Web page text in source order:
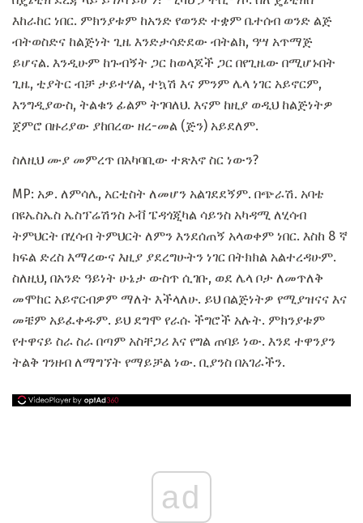
እከራከር ነበር. ምክንያቱም ከአንድ የወንድ ተቋም ቤተሰብ ወንድ ልጅ
ብትወስድና ከልጅነት ጊዜ እንድታሳድደው ብትልክ, ዓሣ አጥማጅ
ይሆናል. እንዲሁም ከጉብኝት ጋር ከወላጆች ጋር በየጊዜው በሚሆኑበት
ጊዜ, ቲያትር ብቻ ታይተሃል, ተኳሽ እና ምንም ሌላ ነገር አይኖርም,
እንግዲያውስ, ትልቁን ፊልም ትገባለህ. እናም ከዚያ ወዲህ ከልጅነትዎ
ጀምሮ በዙሪያው ያከበረው ዘረ-መል (ጅን) አይደለም.
ስለዚህ ሙያ መምረጥ በአካባቢው ተጽእኖ ስር ነውን?
MP: አዎ. ለምሳሌ, አርቲስት ለመሆን አልገደደኝም. በጭራሽ. አባቴ
በዩኤስኤስ ኤስፕሬሽንስ ኦቭ ፔዳጎጂካል ሳይንስ አካዳሚ ለሂሳብ
ትምህርት በሂሳብ ትምህርት ለምን እንደሰጠኝ አላወቀም ነበር. እስከ 8 ኛ
ክፍል ድረስ እማረውና እዚያ ያደረግሁትን ነገር በትክክል አልተረዳሁም.
ስለዚህ, በአንድ ዓይነት ሁኔታ ውስጥ ሲገቡ, ወደ ሌላ ቦታ ለመጥለቅ
መሞከር አይኖርብዎም ማለት እችላለሁ. ይህ በልጅነትዎ የሚያዝናና እና
መቼም አይፈቀዱም. ይህ ደግሞ የራሱ ችግሮች አሉት. ምክንያቱም
የተዋናይ ስራ ስራ በጣም አስቸጋሪ እና የግል ጠባይ ነው. እንደ ተዋንያን
ትልቅ ገንዘብ ለማግኘት የማይቻል ነው. ቢያንስ በአገራችን.
ad